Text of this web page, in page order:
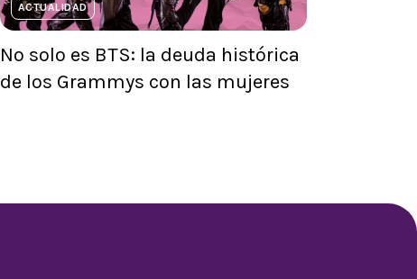
ACTUALIDAD
No solo es BTS: la deuda histórica
de los Grammys con las mujeres